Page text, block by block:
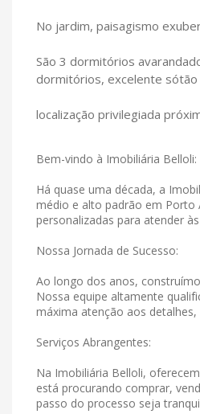
No jardim, paisagismo
São 3 dormitórios
dormitórios, excelente sótão
localização privilegiada
Bem-vindo à Imobiliária
Há quase uma década, a
médio e alto padrão em Porto
personalizadas para atender
Nossa Jornada de Sucesso:
Ao longo dos anos,
Nossa equipe altamente
máxima atenção aos
Serviços Abrangentes:
Na Imobiliária Belloli,
está procurando comprar,
passo do processo seja